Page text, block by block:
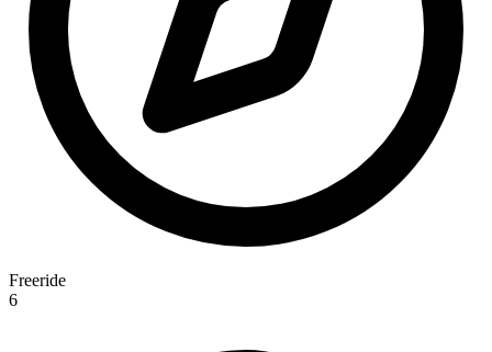
Freeride
6